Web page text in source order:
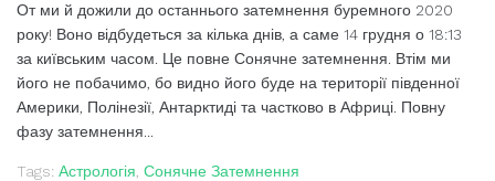
От ми й дожили до останнього затемнення буремного 2020
року! Воно відбудеться за кілька днів, а саме 14 грудня о 18:13
за київським часом. Це повне Сонячне затемнення. Втім ми
його не побачимо, бо видно його буде на території південної
Америки, Полінезії, Антарктиді та частково в Африці. Повну
фазу затемнення...
Tags: Астрологія Сонячне Затемнення